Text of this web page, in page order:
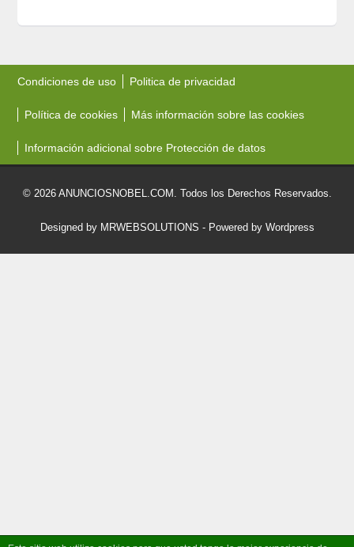
Condiciones de uso Politica de privacidad
Política de cookies Más información sobre las cookies
Información adicional sobre Protección de datos
© 2026 ANUNCIOSNOBEL.COM. Todos los Derechos Reservados.
Designed by MRWEBSOLUTIONS - Powered by Wordpress